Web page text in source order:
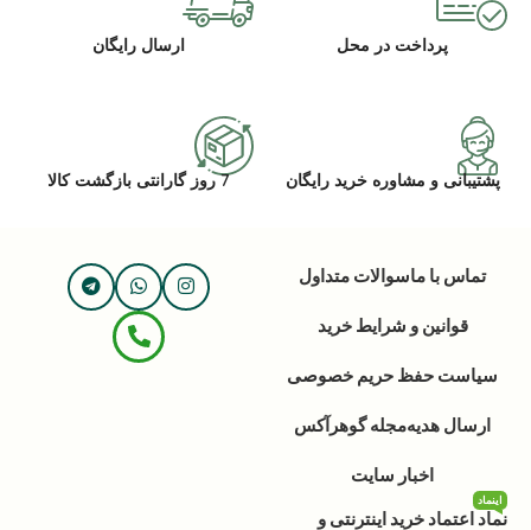
پرداخت در محل ارسال رایگان
پشتیبانی و مشاوره خرید رایگان 7 روز گارانتی بازگشت کالا
تماس با ماسوالات متداول
قوانین و شرایط خرید
سیاست حفظ حریم خصوصی
ارسال هدیهمجله گوهرآکس
اخبار سایت
نماد اعتماد خرید اینترنتی و
اینماد